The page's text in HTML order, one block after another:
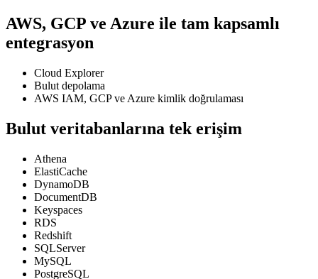
AWS, GCP ve Azure ile tam kapsamlı
entegrasyon
Cloud Explorer
Bulut depolama
AWS IAM, GCP ve Azure kimlik doğrulaması
Bulut veritabanlarına tek erişim
Athena
ElastiCache
DynamoDB
DocumentDB
Keyspaces
RDS
Redshift
SQLServer
MySQL
PostgreSQL